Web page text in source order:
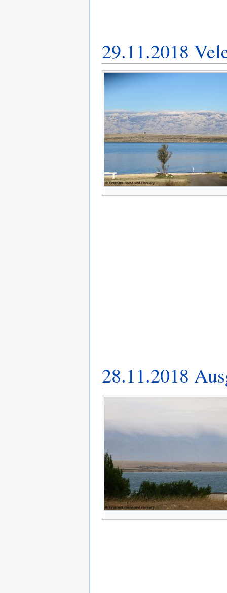
29.11.2018
28.11.2018